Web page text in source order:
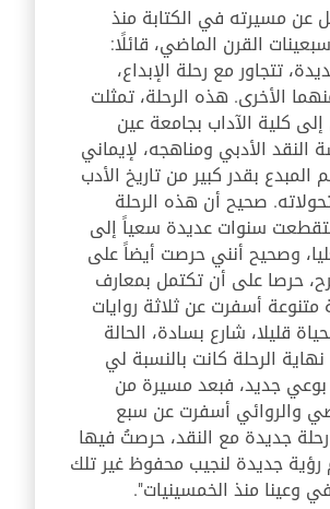
عن مسيرته في الكتابة منذ
القرن الماضي، قائلًا:
تتجاور مع رحلة الإبداع،
الأخرى. هذه الرحلة، تمثلت
كلية الآداب بجامعة عين
الأدبي ومناهجه، لإيماني
المبدع بقدر كبير من تاريخ الأدب
صحيح أن هذه الرحلة
سنوات عديدة سعياً إلى
وصحيح أنني حرصت أيضاً على
حرصا على أن تكتمل بمعارف
متنوعة أسفرت عن ثلاثة روايات
قليلا، شارع بسادة، الحالة
نهاية الرحلة كانت بالنسبة لي
بوعي جديد، فبعد مسيرة من
والروائي أسفرت عن سبع
جديدة مع النقد، حرصتُ فيها
جديدة لنجيب محفوظ غير تلك
وعينا منذ الخمسينيات".